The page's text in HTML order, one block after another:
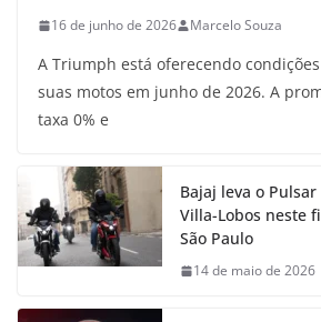
16 de junho de 2026 Marcelo Souza
A Triumph está oferecendo
suas motos em junho de 2026. A
taxa 0% e
Bajaj leva o
Villa-Lobos neste
São Paulo
14 de maio de 2026